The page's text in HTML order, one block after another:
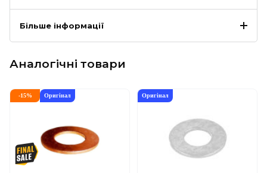
Більше інформації
Аналогічні товари
-15% Оригінал Оригінал